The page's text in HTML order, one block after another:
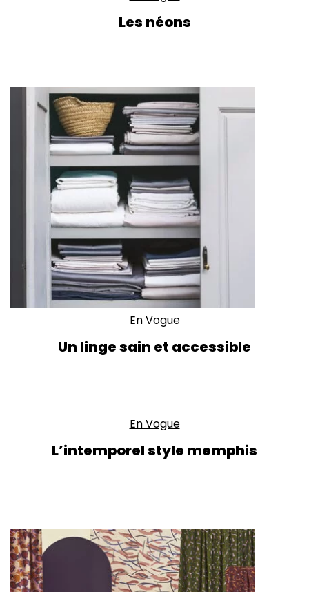
Les néons
En Vogue
Un linge sain et accessible
En Vogue
L’intemporel style memphis